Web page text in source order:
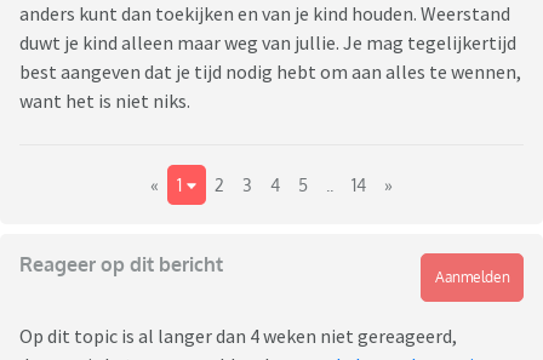
anders kunt dan toekijken en van je kind houden. Weerstand
duwt je kind alleen maar weg van jullie. Je mag tegelijkertijd
best aangeven dat je tijd nodig hebt om aan alles te wennen,
want het is niet niks.
« 1 2 3 4 5 14 »
Reageer op dit bericht
Aanmelden
Op dit topic is al langer dan 4 weken niet gereageerd,